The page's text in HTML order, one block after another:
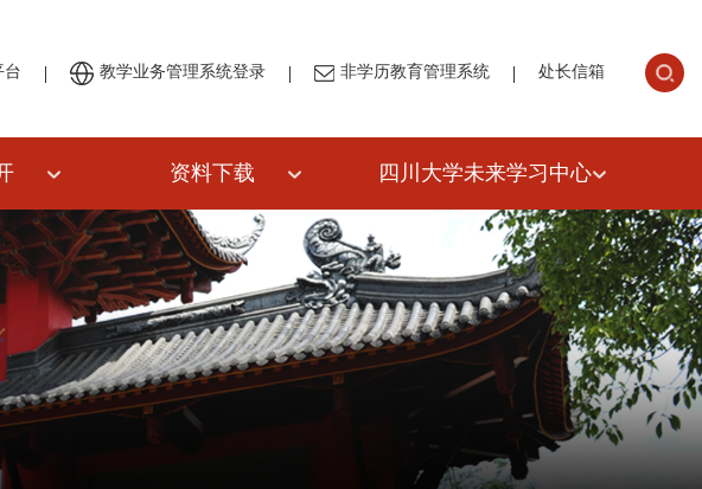
台 | 教学业务管理系统登录 | 非学历教育管理系统 | 处长信箱
资料下载 四川大学未来学习中心